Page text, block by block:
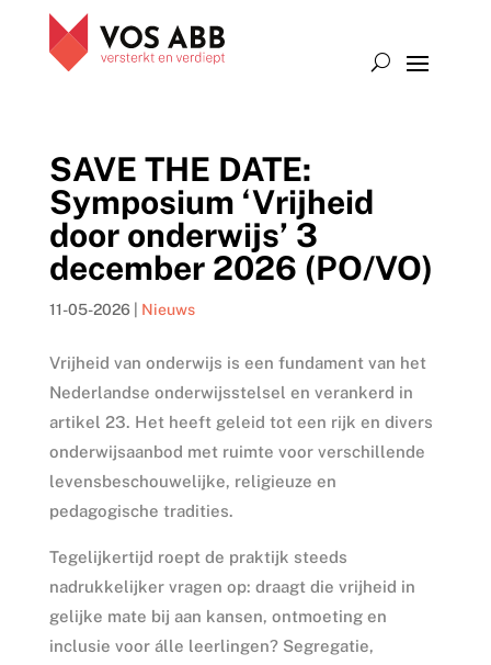
SAVE THE DATE:
Symposium ‘Vrijheid
door onderwijs’ 3
december 2026 (PO/VO)
11-05-2026| Nieuws
Vrijheid van onderwijs is een fundament van het
Nederlandse onderwijsstelsel en verankerd in
artikel 23. Het heeft geleid tot een rijk en divers
onderwijsaanbod met ruimte voor verschillende
levensbeschouwelijke, religieuze en
pedagogische tradities.
Tegelijkertijd roept de praktijk steeds
nadrukkelijker vragen op: draagt die vrijheid in
gelijke mate bij aan kansen, ontmoeting en
inclusie voor álle leerlingen? Segregatie,